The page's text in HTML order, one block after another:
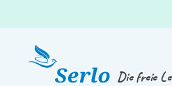
Die freie